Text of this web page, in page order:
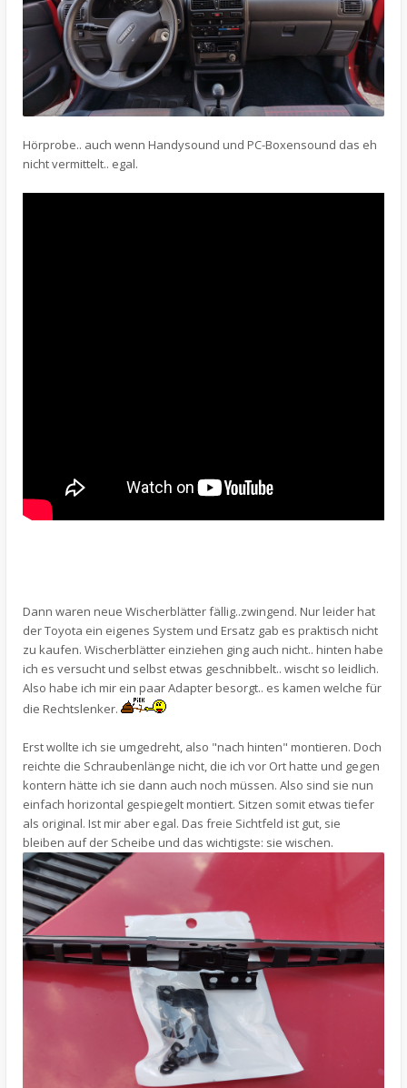
Hörprobe.. auch wenn Handysound und PC-Boxensound das eh
nicht vermittelt.. egal.
Dann waren neue Wischerblätter fällig..zwingend. Nur leider hat
der Toyota ein eigenes System und Ersatz gab es praktisch nicht
zu kaufen. Wischerblätter einziehen ging auch nicht.. hinten habe
ich es versucht und selbst etwas geschnibbelt.. wischt so leidlich.
Also habe ich mir ein paar Adapter besorgt.. es kamen welche für
die Rechtslenker.
Erst wollte ich sie umgedreht, also "nach hinten" montieren. Doch
reichte die Schraubenlänge nicht, die ich vor Ort hatte und gegen
kontern hätte ich sie dann auch noch müssen. Also sind sie nun
einfach horizontal gespiegelt montiert. Sitzen somit etwas tiefer
als original. Ist mir aber egal. Das freie Sichtfeld ist gut, sie
bleiben auf der Scheibe und das wichtigste: sie wischen.